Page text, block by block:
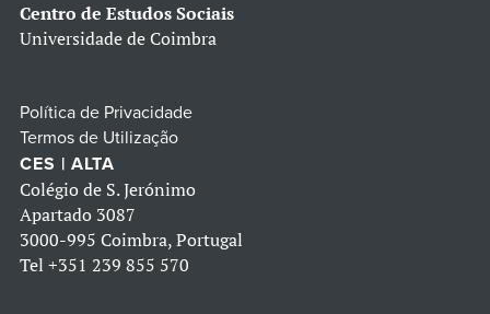
Centro de Estudos Sociais
Universidade de Coimbra
Política de Privacidade
Termos de Utilização
CES | ALTA
Colégio de S. Jerónimo
Apartado 3087
3000-995 Coimbra, Portugal
Tel +351 239 855 570